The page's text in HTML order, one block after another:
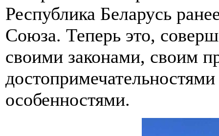
Республика Беларусь
Союза. Теперь это,
своими законами, своим
особенностями.